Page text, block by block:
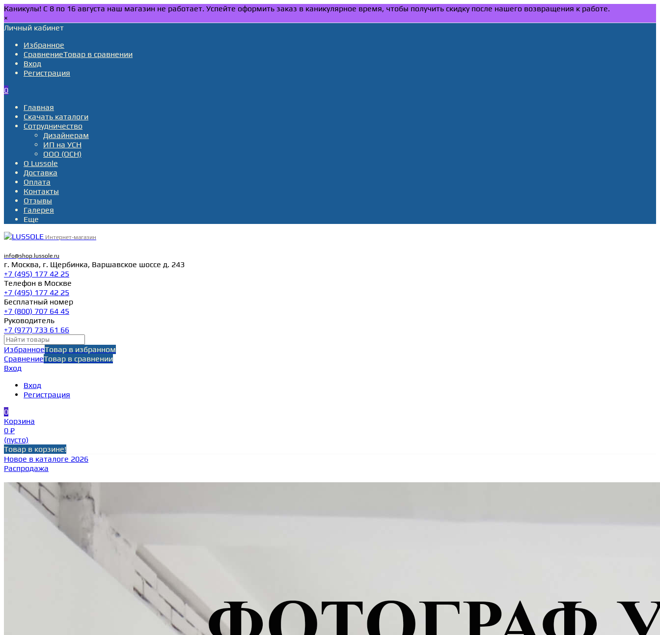
Каникулы! С 8 по 16 августа наш магазин не работает. Успейте оформить заказ в каникулярное время, чтобы получить скидку после нашего возвращения к работе.
×
Личный кабинет
Избранное
СравнениеТовар в сравнении
Вход
Регистрация
0
Главная
Скачать каталоги
Сотрудничество
Дизайнерам
ИП на УСН
ООО (ОСН)
О Lussole
Доставка
Оплата
Контакты
Отзывы
Галерея
Еще
Интернет-магазин
info@shop.lussole.ru
г. Москва, г. Щербинка, Варшавское шоссе д. 243
+7 (495) 177 42 25
Телефон в Москве
+7 (495) 177 42 25
Бесплатный номер
+7 (800) 707 64 45
Руководитель
+7 (977) 733 61 66
ИзбранноеТовар в избранном
СравнениеТовар в сравнении
Вход
Вход
Регистрация
0
Корзина
0 ₽
(пусто)
Товар в корзине!
Новое в каталоге 2026
Распродажа